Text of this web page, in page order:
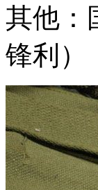
其他：
锋利）